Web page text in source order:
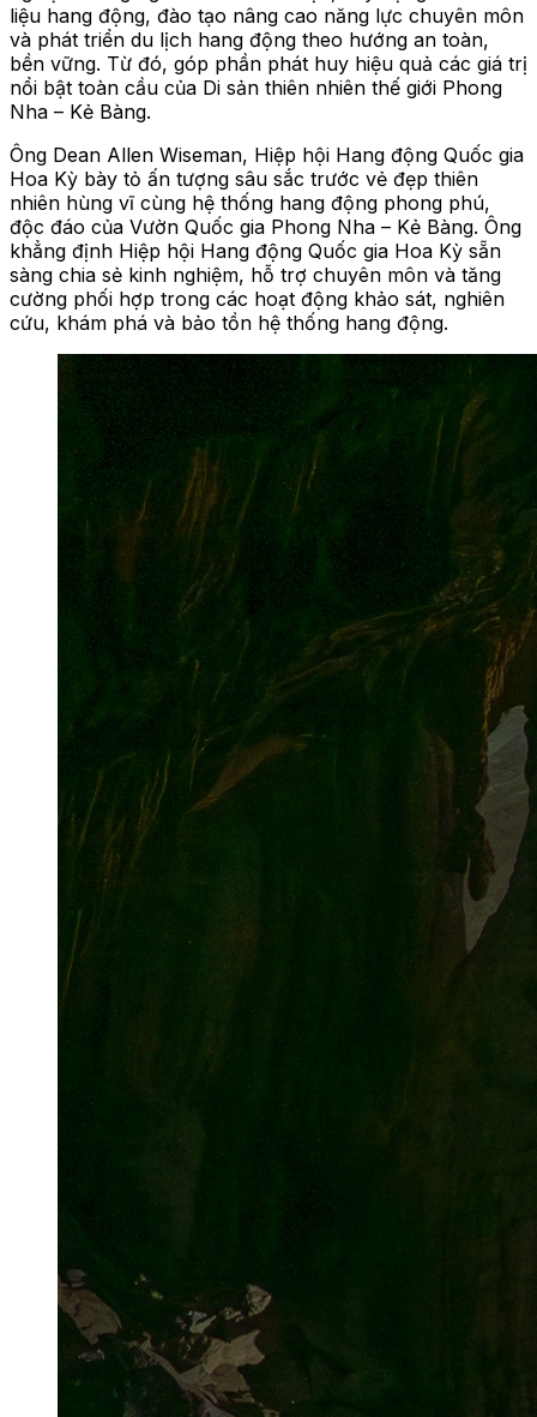
liệu hang động, đào tạo nâng cao năng lực chuyên môn
và phát triển du lịch hang động theo hướng an toàn,
bền vững. Từ đó, góp phần phát huy hiệu quả các giá trị
nổi bật toàn cầu của Di sản thiên nhiên thế giới Phong
Nha – Kẻ Bàng.
Ông Dean Allen Wiseman, Hiệp hội Hang động Quốc gia
Hoa Kỳ bày tỏ ấn tượng sâu sắc trước vẻ đẹp thiên
nhiên hùng vĩ cùng hệ thống hang động phong phú,
độc đáo của Vườn Quốc gia Phong Nha – Kẻ Bàng. Ông
khẳng định Hiệp hội Hang động Quốc gia Hoa Kỳ sẵn
sàng chia sẻ kinh nghiệm, hỗ trợ chuyên môn và tăng
cường phối hợp trong các hoạt động khảo sát, nghiên
cứu, khám phá và bảo tồn hệ thống hang động.